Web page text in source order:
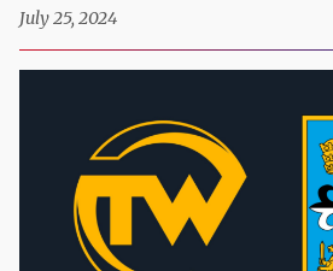
July 25, 2024